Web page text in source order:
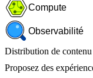
Compute
Observabilité
Distribution de
Proposez des